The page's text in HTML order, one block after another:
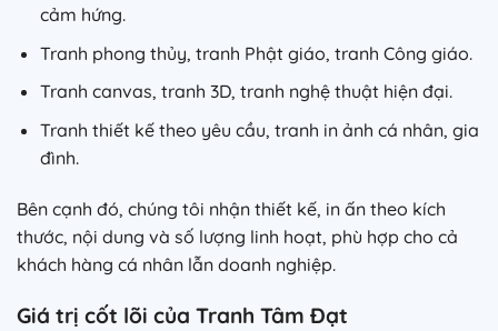
cảm hứng.
Tranh phong thủy, tranh Phật giáo, tranh Công giáo.
Tranh canvas, tranh 3D, tranh nghệ thuật hiện đại.
Tranh thiết kế theo yêu cầu, tranh in ảnh cá nhân, gia
đình.
Bên cạnh đó, chúng tôi nhận thiết kế, in ấn theo kích
thước, nội dung và số lượng linh hoạt, phù hợp cho cả
khách hàng cá nhân lẫn doanh nghiệp.
Giá trị cốt lõi của Tranh Tâm Đạt